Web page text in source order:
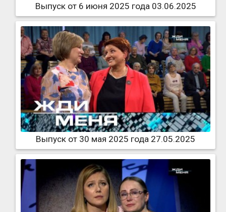
Выпуск от 6 июня 2025 года 03.06.2025
Выпуск от 30 мая 2025 года 27.05.2025